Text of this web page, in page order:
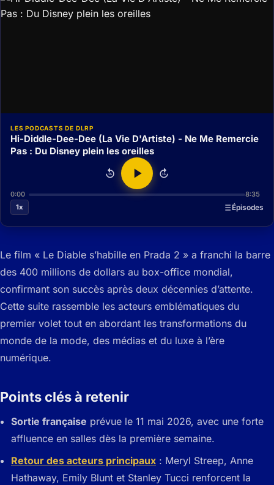
LES PODCASTS DE DLRP
Hi-Diddle-Dee-Dee (La Vie D'Artiste) - Ne Me Remercie
Pas : Du Disney plein les oreilles
15 15
0:00
8:35
1x
Épisodes
Le film « Le Diable s’habille en Prada 2 » a franchi la barre
des 400 millions de dollars au box-office mondial,
confirmant son succès après deux décennies d’attente.
Cette suite rassemble les acteurs emblématiques du
premier volet tout en abordant les transformations du
monde de la mode, des médias et du luxe à l’ère
numérique.
Points clés à retenir
Sortie française prévue le 11 mai 2026, avec une forte
affluence en salles dès la première semaine.
Retour des acteurs principaux : Meryl Streep, Anne
Hathaway, Emily Blunt et Stanley Tucci renforcent la